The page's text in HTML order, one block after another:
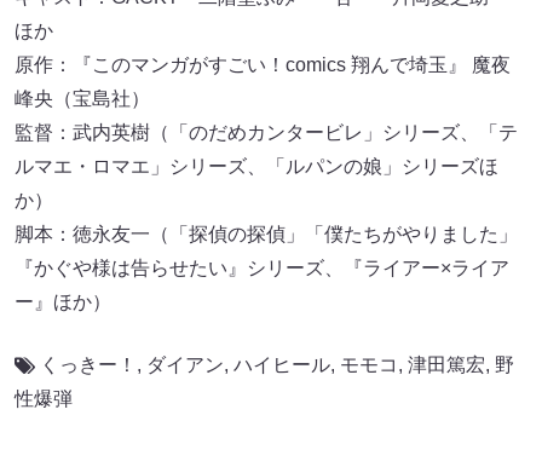
ほか
原作：『このマンガがすごい！comics 翔んで埼玉』 魔夜
峰央（宝島社）
監督：武内英樹（「のだめカンタービレ」シリーズ、「テ
ルマエ・ロマエ」シリーズ、「ルパンの娘」シリーズほ
か）
脚本：徳永友一（「探偵の探偵」「僕たちがやりました」
『かぐや様は告らせたい』シリーズ、『ライアー×ライア
ー』ほか）
くっきー！ , ダイアン, ハイヒール, モモコ , 津田篤宏, 野
性爆弾